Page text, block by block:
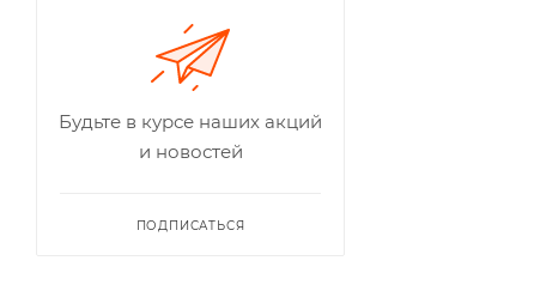
Будьте в курсе наших акций
и новостей
ПОДПИСАТЬСЯ